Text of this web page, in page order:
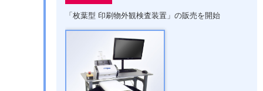
「枚葉型 印刷物外観検査装置」の販売を開始